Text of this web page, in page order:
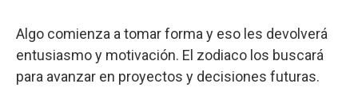
Algo comienza a tomar forma y eso les devolverá
entusiasmo y motivación. El zodiaco los buscará
para avanzar en proyectos y decisiones futuras.